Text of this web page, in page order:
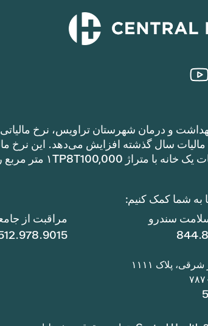
بهداشت و درمان شهرستان تراویس، نرخ
به شما کمک کنیم:
مراقبت از
سندرو
پلاک ۱۱۱۱